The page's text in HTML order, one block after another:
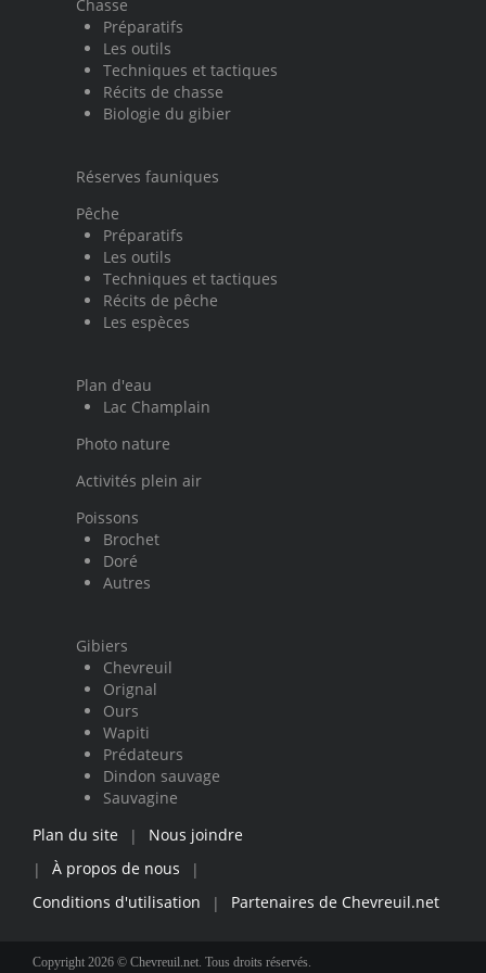
Chasse
Préparatifs
Les outils
Techniques et tactiques
Récits de chasse
Biologie du gibier
Réserves fauniques
Pêche
Préparatifs
Les outils
Techniques et tactiques
Récits de pêche
Les espèces
Plan d'eau
Lac Champlain
Photo nature
Activités plein air
Poissons
Brochet
Doré
Autres
Gibiers
Chevreuil
Orignal
Ours
Wapiti
Prédateurs
Dindon sauvage
Sauvagine
Plan du site
|
Nous joindre
|
À propos de nous
|
Conditions d'utilisation
| Partenaires de Chevreuil.net
Copyright 2026 © Chevreuil.net. Tous droits réservés.